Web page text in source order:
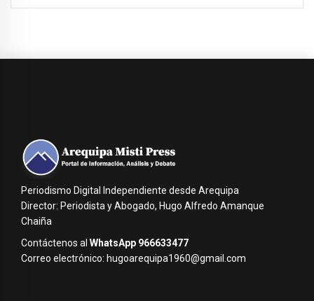
Periodismo Digital Independiente desde Arequipa
Director: Periodista y Abogado, Hugo Alfredo Amanque
Chaiña
Contáctenos al WhatsApp 966633477
Correo electrónico: hugoarequipa1960@gmail.com